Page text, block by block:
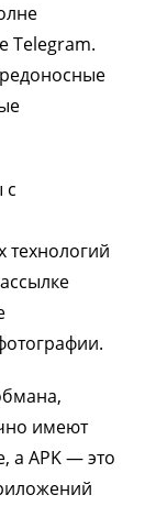
Telegram.
с
имеют
а APK — это